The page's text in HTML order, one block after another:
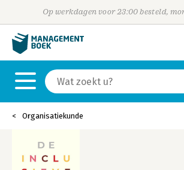
Op werkdagen voor 23:00 besteld,
Organisatiekunde